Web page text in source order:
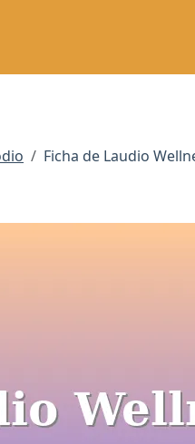
Ficha de Laudio